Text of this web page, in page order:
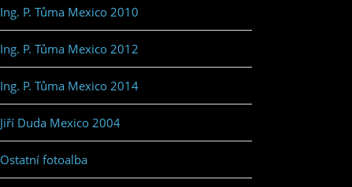
Ing. P. Tůma Mexico 2010
Ing. P. Tůma Mexico 2012
Ing. P. Tůma Mexico 2014
Jiří Duda Mexico 2004
Ostatní fotoalba